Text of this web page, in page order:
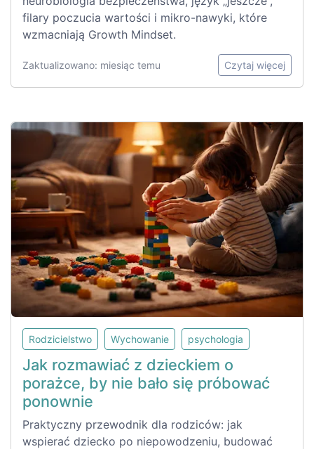
filary poczucia wartości i mikro-nawyki, które
wzmacniają Growth Mindset.
Zaktualizowano: miesiąc temu Czytaj więcej
Rodzicielstwo Wychowanie psychologia
Jak rozmawiać z dzieckiem o
porażce, by nie bało się próbować
ponownie
Praktyczny przewodnik dla rodziców: jak
wspierać dziecko po niepowodzeniu, budować